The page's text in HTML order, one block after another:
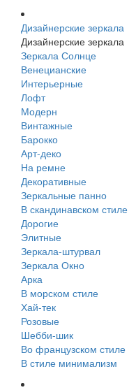
Дизайнерские зеркала
Дизайнерские зеркала
Зеркала Солнце
Венецианские
Интерьерные
Лофт
Модерн
Винтажные
Барокко
Арт-деко
На ремне
Декоративные
Зеркальные панно
В скандинавском стиле
Дорогие
Элитные
Зеркала-штурвал
Зеркала Окно
Арка
В морском стиле
Хай-тек
Розовые
Шебби-шик
Во французском стиле
В стиле минимализм